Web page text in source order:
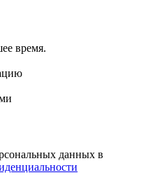
время.
данных в